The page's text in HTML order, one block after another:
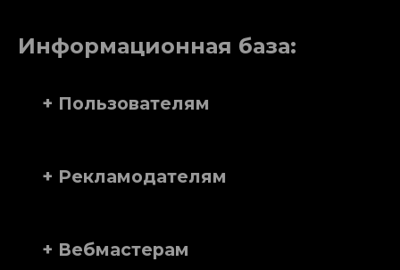
Информационная база:
+ Пользователям
+ Рекламодателям
+ Вебмастерам